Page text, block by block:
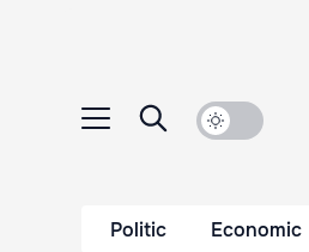
Politic Economic